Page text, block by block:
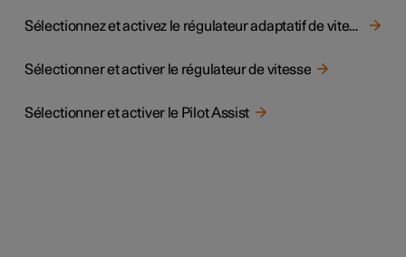
Sélectionnez et activez le régulateur adaptatif de vitesse
Sélectionner et activer le régulateur de vitesse
Sélectionner et activer le Pilot Assist